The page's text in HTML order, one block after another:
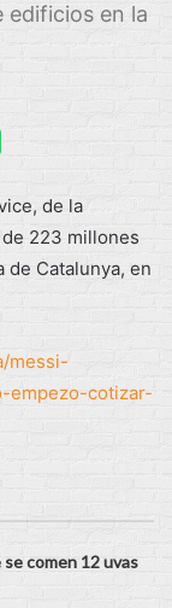
edificios en la
de la
223 millones
de Catalunya, en
messi-
empezo-cotizar-
comen 12 uvas